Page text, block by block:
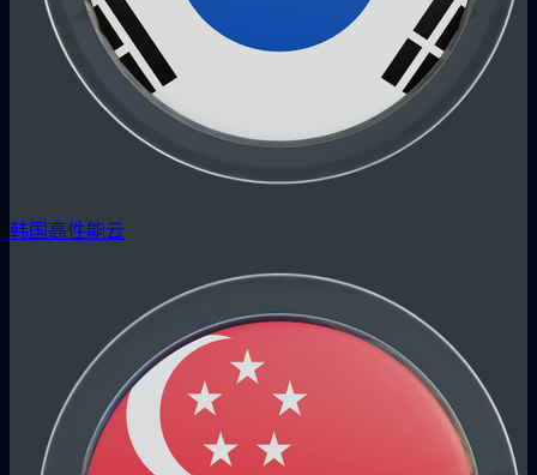
韩国高性能云